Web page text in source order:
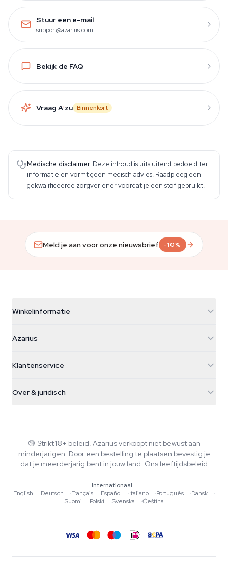
Stuur een e-mail
support@azarius.com
Bekijk de FAQ
Vraag Aizu Binnenkort
Medische disclaimer. Deze inhoud is uitsluitend bedoeld ter
informatie en vormt geen medisch advies. Raadpleeg een
gekwalificeerde zorgverlener voordat je een stof gebruikt.
Meld je aan voor onze nieuwsbrief -10%
Winkelinformatie
Galvaniweg 11
Nederland
+31(0)204897914
Azarius
Smokeshop
Klantenservice
Retourbeleid
Veelgestelde vragen
Privacybeleid
Over & juridisch
Wiki
Muziek
Redactionele normen
Tools & Calculators
🔞 Strikt 18+ beleid. Azarius verkoopt niet bewust aan
minderjarigen. Door een bestelling te plaatsen bevestig je
dat je meerderjarig bent in jouw land. Ons leeftijdsbeleid
Internationaal
English
·Deutsch ·Français ·Español ·Italiano ·Português ·Dansk
·
Suomi
·Polski ·Svenska ·Čeština